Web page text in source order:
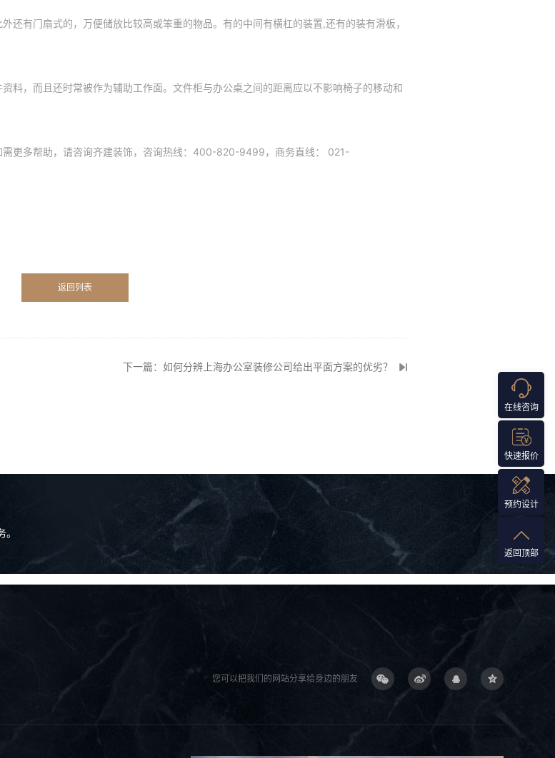
还有门扇式的，万便储放比较高或笨重的物品。有的中间有横杠的装置,还有的装有滑板，
料，而且还时常被作为辅助工作面。文件柜与办公桌之间的距离应以不影响椅子的移动和
需更多帮助，请咨询齐建装饰，咨询热线：400-820-9499，商务直线： 021-
返回列表
下一篇：如何分辨上海办公室装修公司给出平面方案的优劣？
您可以把我们的网站分享给身边的朋友
在线咨询
快速报价
预约设计
返回顶部